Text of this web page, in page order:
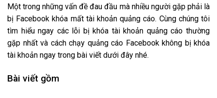
Một trong những vấn đề đau đầu mà nhiều người gặp phải là
bị Facebook khóa mất tài khoản quảng cáo. Cùng chúng tôi
tìm hiểu ngay các lỗi bị khóa tài khoản quảng cáo thường
gặp nhất và cách chạy quảng cáo Facebook không bị khóa
tài khoản ngay trong bài viết dưới đây nhé.
Bài viết gồm